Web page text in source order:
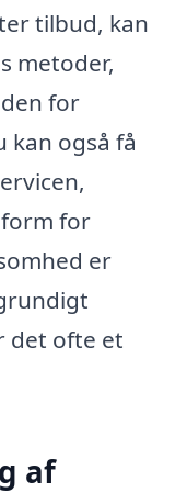
tilbud, kan
metoder,
for
også få
for
er
det ofte et
af